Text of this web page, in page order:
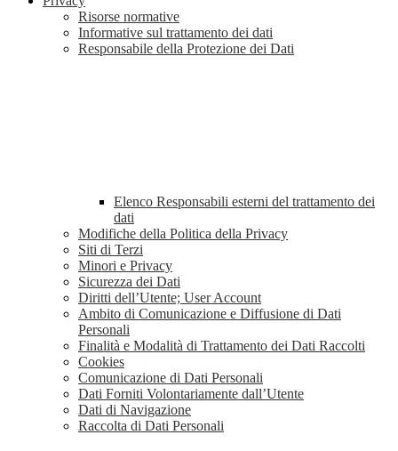
Risorse normative
Informative sul trattamento dei dati
Responsabile della Protezione dei Dati
Elenco Responsabili esterni del trattamento dei
dati
Modifiche della Politica della Privacy
Siti di Terzi
Minori e Privacy
Sicurezza dei Dati
Diritti dell’Utente; User Account
Ambito di Comunicazione e Diffusione di Dati
Personali
Finalità e Modalità di Trattamento dei Dati Raccolti
Cookies
Comunicazione di Dati Personali
Dati Forniti Volontariamente dall’Utente
Dati di Navigazione
Raccolta di Dati Personali